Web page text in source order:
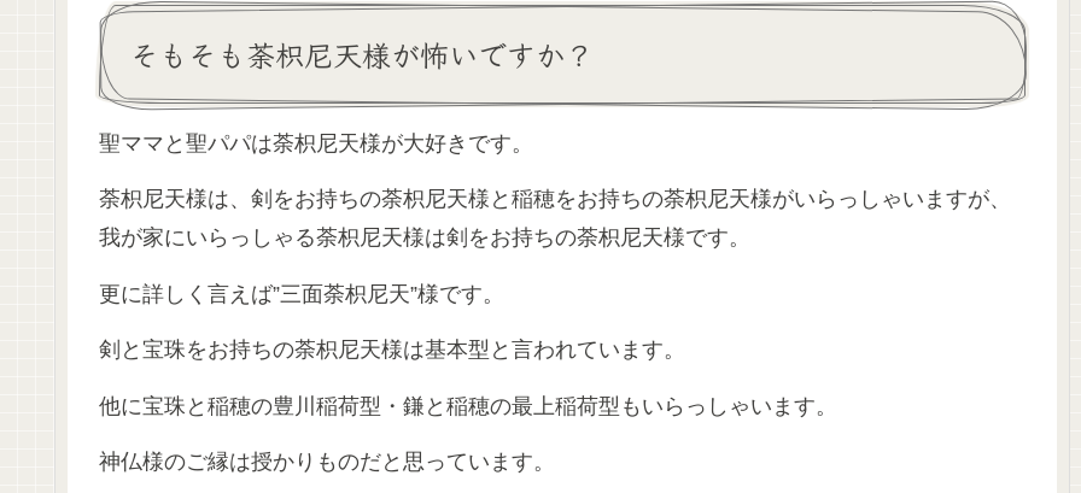
そもそも荼枳尼天様が怖いですか？
聖ママと聖パパは荼枳尼天様が大好きです。
荼枳尼天様は、剣をお持ちの荼枳尼天様と稲穂をお持ちの荼枳尼天様がいらっしゃいますが、
我が家にいらっしゃる荼枳尼天様は剣をお持ちの荼枳尼天様です。
更に詳しく言えば”三面荼枳尼天”様です。
剣と宝珠をお持ちの荼枳尼天様は基本型と言われています。
他に宝珠と稲穂の豊川稲荷型・鎌と稲穂の最上稲荷型もいらっしゃいます。
神仏様のご縁は授かりものだと思っています。